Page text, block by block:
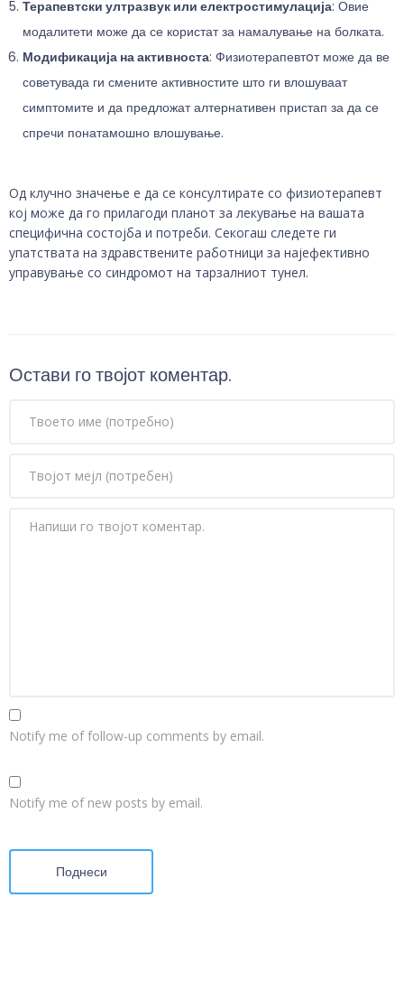
Терапевтски ултразвук или електростимулација: Овие
модалитети може да се користат за намалување на болката.
Модификација на активноста: Физиотерапевтoт може да ве
советувада ги смените активностите што ги влошуваат
симптомите и да предложат алтернативен пристап за да се
спречи понатамошно влошување.
Од клучно значење е да се консултирате со физиотерапевт
кој може да го прилагоди планот за лекување на вашата
специфична состојба и потреби. Секогаш следете ги
упатствата на здравствените работници за најефективно
управување со синдромот на тарзалниот тунел.
Остави го твојот коментар.
Notify me of follow-up comments by email.
Notify me of new posts by email.
Поднеси